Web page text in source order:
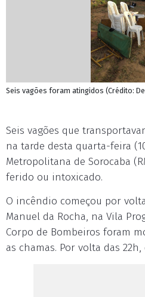
Seis vagões foram atingidos (Crédito:
Seis vagões que
na tarde desta quarta-feira
Metropolitana de Sorocaba
ferido ou intoxicado.
O incêndio começou por
Manuel da Rocha, na Vila
Corpo de Bombeiros foram
as chamas. Por volta das